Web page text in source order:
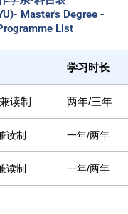
Master's Degree -
List
学习时长
读制 两年/三年
读制 一年/两年
读制 一年/两年